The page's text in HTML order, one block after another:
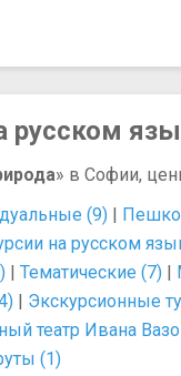
русском
» в Софии,
(9) |
на русском
| Тематические (7) |
| Экскурсионные
театр Ивана
(1)